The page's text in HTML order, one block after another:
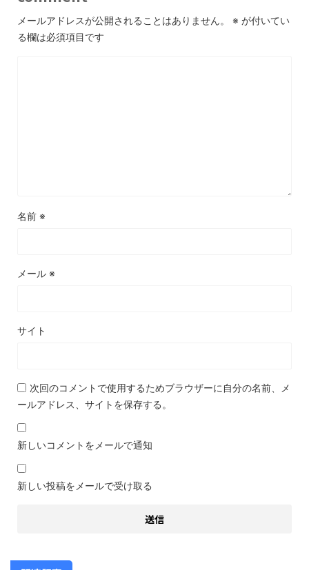
メールアドレスが公開されることはありません。 ※ が付いてい
る欄は必須項目です
名前 ※
メール ※
サイト
次回のコメントで使用するためブラウザーに自分の名前、メ
ールアドレス、サイトを保存する。
新しいコメントをメールで通知
新しい投稿をメールで受け取る